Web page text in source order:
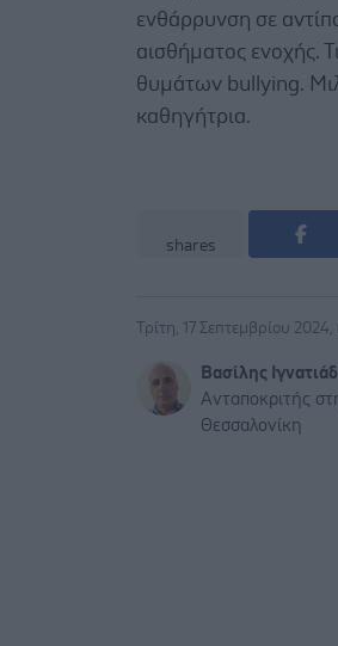
ενθάρρυνση σε
αισθήματος ενοχής.
θυμάτων bullying.
καθηγήτρια.
shares
Τρίτη, 17 Σεπτεμβρίου
Βασίλης
Ανταποκριτής
Θεσσαλονίκη